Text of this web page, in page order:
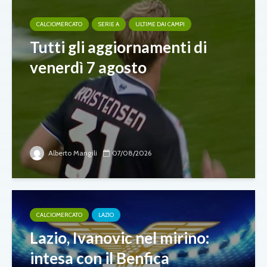
CALCIOMERCATO SERIE A ULTIME DAI CAMPI
Tutti gli aggiornamenti di
venerdì 7 agosto
Alberto Mangili 07/08/2026
CALCIOMERCATO LAZIO
Lazio, Ivanovic nel mirino:
intesa con il Benfica